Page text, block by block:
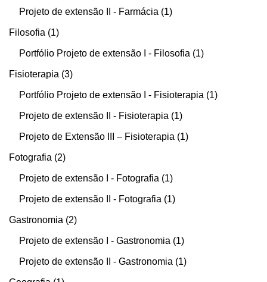
Projeto de extensão II - Farmácia 1
Filosofia 1
Portfólio Projeto de extensão I - Filosofia 1
Fisioterapia 3
Portfólio Projeto de extensão I - Fisioterapia 1
Projeto de extensão II - Fisioterapia 1
Projeto de Extensão III – Fisioterapia 1
Fotografia 2
Projeto de extensão I - Fotografia 1
Projeto de extensão II - Fotografia 1
Gastronomia 2
Projeto de extensão I - Gastronomia 1
Projeto de extensão II - Gastronomia 1